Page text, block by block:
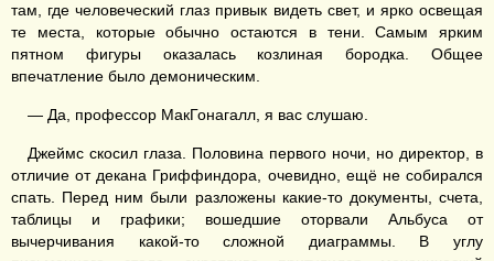
там, где человеческий глаз привык видеть свет, и ярко освещая
те места, которые обычно остаются в тени. Самым ярким
пятном фигуры оказалась козлиная бородка. Общее
впечатление было демоническим.
— Да, профессор МакГонагалл, я вас слушаю.
Джеймс скосил глаза. Половина первого ночи, но директор, в
отличие от декана Гриффиндора, очевидно, ещё не собирался
спать. Перед ним были разложены какие-то документы, счета,
таблицы и графики; вошедшие оторвали Альбуса от
вычерчивания какой-то сложной диаграммы. В углу